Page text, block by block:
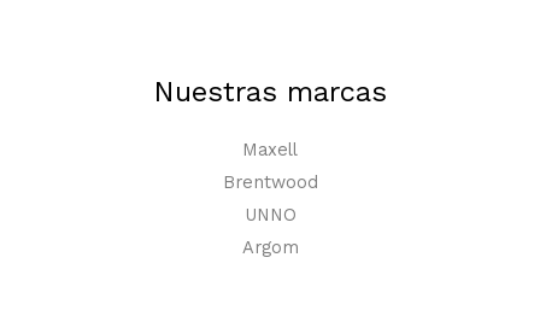
Nuestras marcas
Maxell
Brentwood
UNNO
Argom